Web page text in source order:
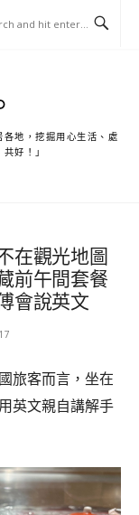
地，挖掘用心生活、處
好！」
在觀光地圖
前午間套餐
會說英文
旅客而言，坐在
英文親自講解手